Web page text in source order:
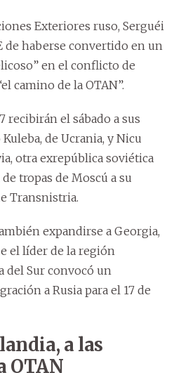
Exteriores ruso, Serguéi
de haberse convertido en un
en el conflicto de
camino de la OTAN”.
recibirán el sábado a sus
de Ucrania, y Nicu
otra exrepública soviética
tropas de Moscú a su
Transnistria.
expandirse a Georgia,
el líder de la región
del Sur convocó un
a Rusia para el 17 de
a las
OTAN